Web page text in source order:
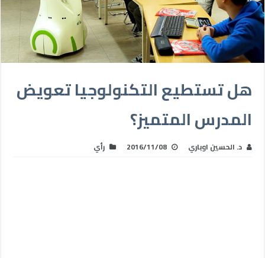
هل تستطيع التكنولوجيا تعويض
المدرس المتميز؟
د. الحسين اوباري 2016/11/08 رأي